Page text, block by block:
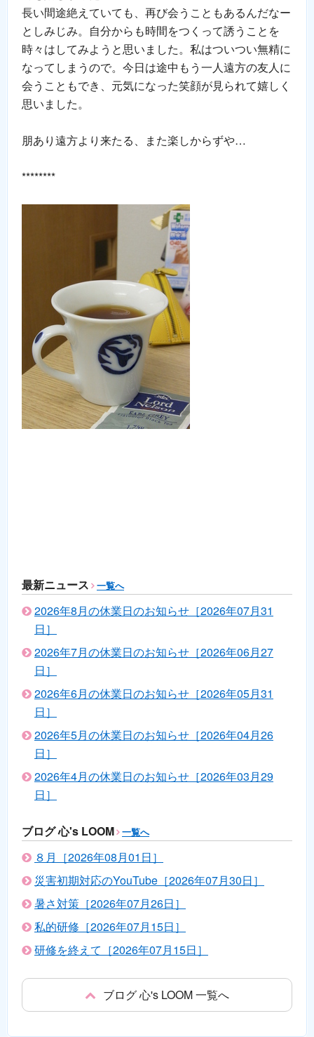
長い間途絶えていても、再び会うこともあるんだなー
としみじみ。自分からも時間をつくって誘うことを
時々はしてみようと思いました。私はついつい無精に
なってしまうので。今日は途中もう一人遠方の友人に
会うこともでき、元気になった笑顔が見られて嬉しく
思いました。
朋あり遠方より来たる、また楽しからずや…
********
最新ニュース 一覧へ
2026年8月の休業日のお知らせ［2026年07月31
日］
2026年7月の休業日のお知らせ［2026年06月27
日］
2026年6月の休業日のお知らせ［2026年05月31
日］
2026年5月の休業日のお知らせ［2026年04月26
日］
2026年4月の休業日のお知らせ［2026年03月29
日］
ブログ 心's LOOM 一覧へ
８月［2026年08月01日］
災害初期対応のYouTube［2026年07月30日］
暑さ対策［2026年07月26日］
私的研修［2026年07月15日］
研修を終えて［2026年07月15日］
ブログ 心's LOOM 一覧へ